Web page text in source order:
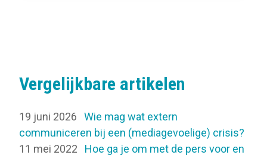
Vergelijkbare artikelen
19 juni 2026
Wie mag wat extern
communiceren bij een (mediagevoelige) crisis?
11 mei 2022
Hoe ga je om met de pers voor en